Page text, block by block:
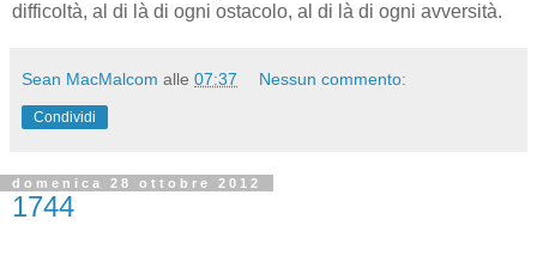
difficoltà, al di là di ogni ostacolo, al di là di ogni avversità.
Sean MacMalcom alle 07:37 Nessun commento:
Condividi
domenica 28 ottobre 2012
1744